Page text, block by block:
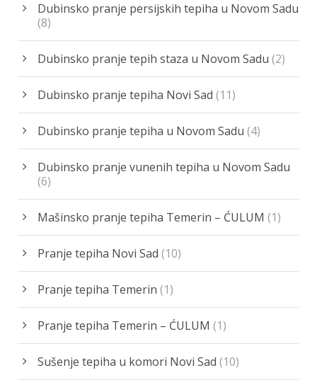
Dubinsko pranje persijskih tepiha u Novom Sadu
(8)
Dubinsko pranje tepih staza u Novom Sadu (2)
Dubinsko pranje tepiha Novi Sad (11)
Dubinsko pranje tepiha u Novom Sadu (4)
Dubinsko pranje vunenih tepiha u Novom Sadu
(6)
Mašinsko pranje tepiha Temerin – ĆULUM (1)
Pranje tepiha Novi Sad (10)
Pranje tepiha Temerin (1)
Pranje tepiha Temerin – ĆULUM (1)
Sušenje tepiha u komori Novi Sad (10)